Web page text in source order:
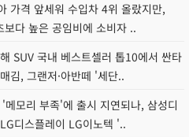
가격 앞세워 수입차 4위 올랐지만,
보다 높은 공임비에 소비자 ..
SUV 국내 베스트셀러 톱10에서 싼타
김, 그랜저·아반떼 '세단..
메모리 부족'에 출시 지연되나, 삼성디
디스플레이 LG이노텍 '..